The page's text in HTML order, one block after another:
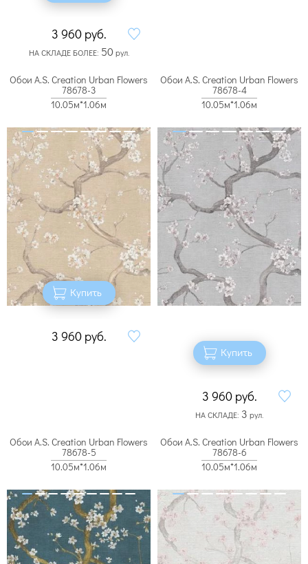
3 960 руб.
НА СКЛАДЕ БОЛЕЕ: 50рул.
Обои A.S. Creation Urban Flowers
78678-3
10.05м*1.06м
Купить
3 960 руб.
Обои A.S. Creation Urban Flowers
78678-4
10.05м*1.06м
Купить
3 960 руб.
НА СКЛАДЕ: 3 рул.
Обои A.S. Creation Urban Flowers
78678-5
10.05м*1.06м
Обои A.S. Creation Urban Flowers
78678-6
10.05м*1.06м